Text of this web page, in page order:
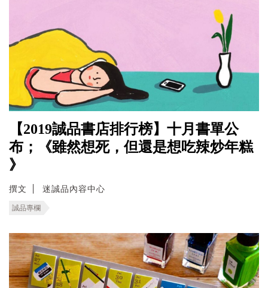
【2019誠品書店排行榜】十月書單公
布；《雖然想死，但還是想吃辣炒年糕
》
撰文 迷誠品內容中心
誠品專欄